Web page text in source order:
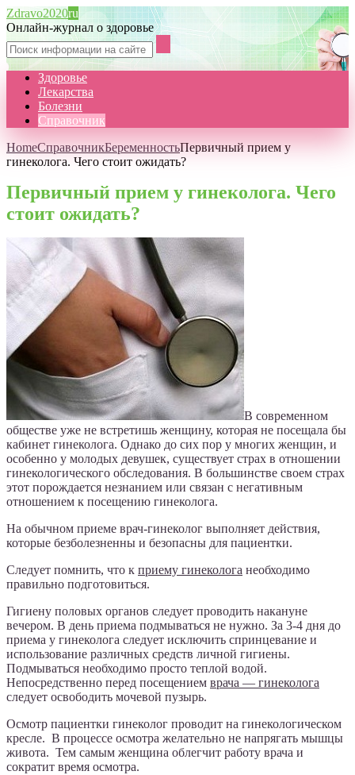
Zdravo2020ru
Онлайн-журнал о здоровье
Здоровье
Лекарства
Болезни
Справочник
HomeСправочникБеременностьПервичный прием у
гинеколога. Чего стоит ожидать?
Первичный прием у гинеколога. Чего
стоит ожидать?
В современном
обществе уже не встретишь женщину, которая не посещала бы
кабинет гинеколога. Однако до сих пор у многих женщин, и
особенно у молодых девушек, существует страх в отношении
гинекологического обследования. В большинстве своем страх
этот порождается незнанием или связан с негативным
отношением к посещению гинеколога.
На обычном приеме врач-гинеколог выполняет действия,
которые безболезненны и безопасны для пациентки.
Следует помнить, что к приему гинеколога необходимо
правильно подготовиться.
Гигиену половых органов следует проводить накануне
вечером. В день приема подмываться не нужно. За 3-4 дня до
приема у гинеколога следует исключить спринцевание и
использование различных средств личной гигиены.
Подмываться необходимо просто теплой водой.
Непосредственно перед посещением врача — гинеколога
следует освободить мочевой пузырь.
Осмотр пациентки гинеколог проводит на гинекологическом
кресле. В процессе осмотра желательно не напрягать мышцы
живота. Тем самым женщина облегчит работу врача и
сократит время осмотра.